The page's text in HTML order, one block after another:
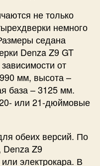
не только
немного
седана
Denza Z9 GT
от
мм, высота –
база – 3125 мм.
или 21-дюймовые
обеих версий. По
Z9
электрокара. В